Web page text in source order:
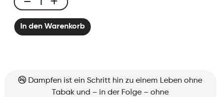
X-
Bar
650In den Warenkorb
Dampfen ist ein Schritt hin zu einem Leben ohne
Tabak und – in der Folge – ohne